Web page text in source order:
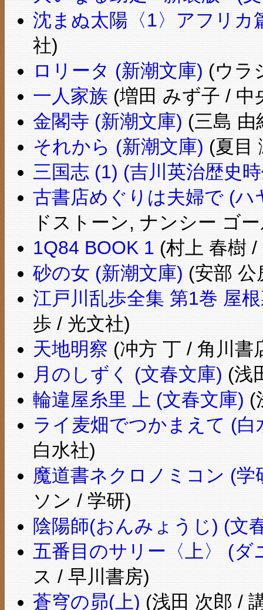
沈まぬ太陽〈1〉アフリカ
社)
ロリータ (新潮文庫) (ウラ
一人家族 (増田 みず子 / 中
金閣寺 (新潮文庫) (三島 由
それから (新潮文庫) (夏目
三国志 (1) (吉川英治歴史
古書店めぐりは夫婦で (ハ
ドストーン, ナンシー ゴ
1Q84 BOOK 1 (村上 春樹 /
砂の女 (新潮文庫) (安部 公
江戸川乱歩全集 第1巻 屋
歩 / 光文社)
天地明察 (冲方 丁 / 角川
月のしずく (文春文庫) (浅
輪違屋糸里 上 (文春文庫) (
ライ麦畑でつかまえて (白
白水社)
魔道書ネクロノミコン (
ソン / 学研)
陰陽師(おんみょうじ) (文
五番目のサリー〈上〉 (ダ
ス / 早川書房)
蒼穹の昴(上) (浅田 次郎 /